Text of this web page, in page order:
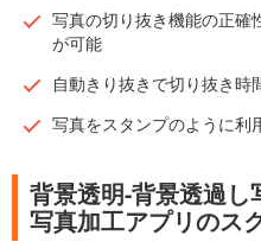
写真の切り抜き機能の正確
が可能
自動きり抜きで切り抜き時
写真をスタンプのように利
背景透明-背景透過し
写真加工アプリのス